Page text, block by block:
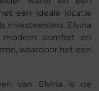
een ideale locatie
investeerders. Elviria
comfort en
waardoor het een
van Elviria is de